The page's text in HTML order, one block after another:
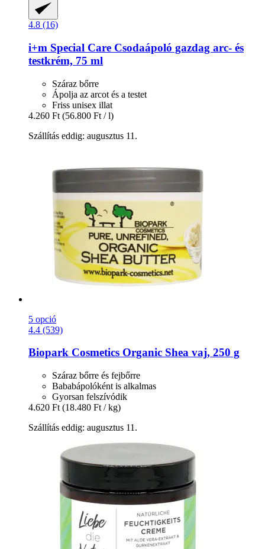
4.8 (16)
i+m Special Care Csodaápoló gazdag arc-​ és
testkrém, 75 ml
Száraz bőrre
Ápolja az arcot és a testet
Friss unisex illat
4.260 Ft (56.800 Ft / l)
Szállítás eddig: augusztus 11.
5 opció
4.4 (539)
Biopark Cosmetics Organic Shea vaj, 250 g
Száraz bőrre és fejbőrre
Bababápolóként is alkalmas
Gyorsan felszívódik
4.620 Ft (18.480 Ft / kg)
Szállítás eddig: augusztus 11.